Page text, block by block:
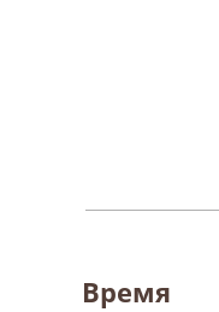
Время